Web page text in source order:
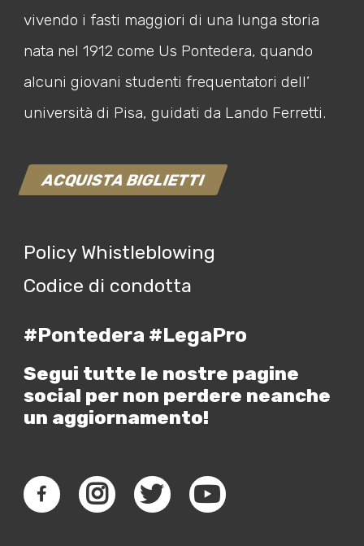
vivendo i fasti maggiori di una lunga storia
nata nel 1912 come Us Pontedera, quando
alcuni giovani studenti frequentatori dell’
università di Pisa, guidati da Lando Ferretti.
ACQUISTA BIGLIETTI
Policy Whistleblowing
Codice di condotta
#Pontedera #LegaPro
Segui tutte le nostre pagine
social per non perdere neanche
un aggiornamento!